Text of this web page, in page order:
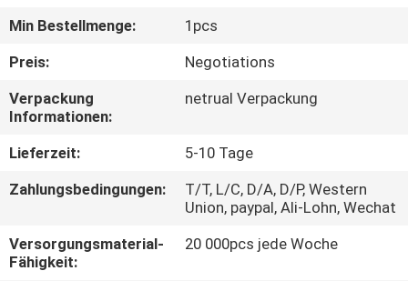
QUALITÄTSKONTROLLE
TRETEN
SIE
MIT
UNS
VERBINDUNG
Min Bestellmenge:
1pcs
Preis:
Negotiations
Verpackung
Informationen:
netrual Verpackung
Lieferzeit:
5-10 Tage
Zahlungsbedingungen:
T/T, L/C, D/A, D/P, Western
Union, paypal, Ali-Lohn, Wechat
Versorgungsmaterial-
Fähigkeit:
20 000pcs jede Woche